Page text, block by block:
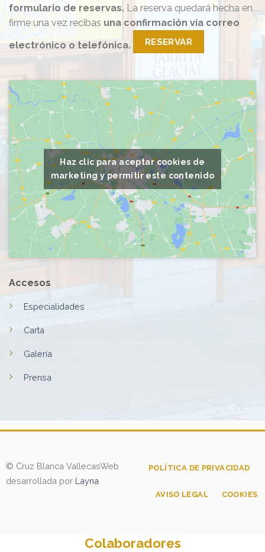
Haz clic para aceptar cookies de
marketing y permitir este contenido
Accesos
Especialidades
Carta
Galería
Prensa
formulario de reservas. La reserva quedará hecha en
firme una vez recibas una confirmación vía correo
electrónico o telefónica. RESERVAR
© Cruz Blanca VallecasWeb
desarrollada por Layna
POLÍTICA DE PRIVACIDAD
AVISO LEGAL COOKIES
Colaboradores